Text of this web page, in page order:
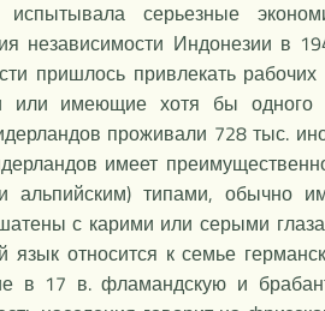
испытывала серьезные
независимости Индонезии в
пришлось привлекать
или имеющие хотя бы одного
проживали 728 тыс.
имеет
альпийским) типами, обычно
с карими или серыми
язык относится к семье
в 17 в. фламандскую и